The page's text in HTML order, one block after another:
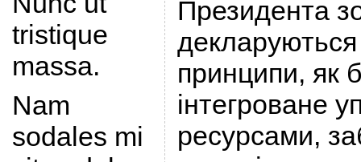
tristique
massa.
Nam
sodales mi
Президента
декларуються
принципи, як
інтегроване
ресурсами,